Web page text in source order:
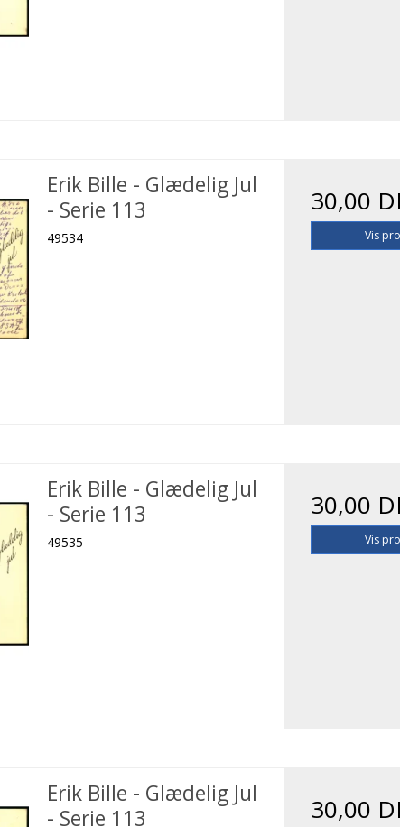
Erik Bille - Glædelig Jul
- Serie 113
49534
30,00
Vis
Erik Bille - Glædelig Jul
- Serie 113
49535
30,00
Vis
Erik Bille - Glædelig Jul
- Serie 113
30,00